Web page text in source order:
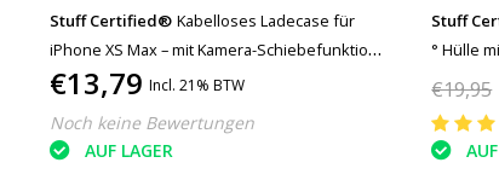
Stuff Certified® Kabelloses Ladecase für
iPhone XS Max – mit Kamera-Schiebefunktion –
Bumper Cover für Magsafe – Rot
€13,79 Incl. 21% BTW
Noch keine Bewertungen
AUF LAGER
Stuff
° Hülle
+
€19,95